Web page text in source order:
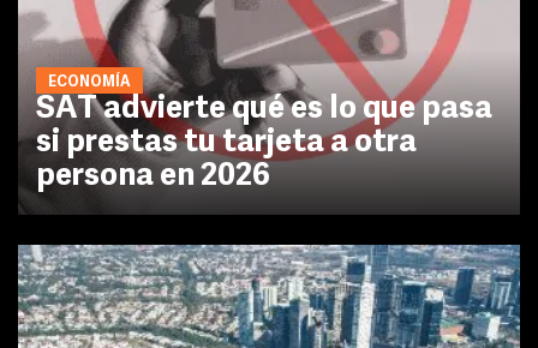
ECONOMÍA
SAT advierte qué es lo que pasa
si prestas tu tarjeta a otra
persona en 2026